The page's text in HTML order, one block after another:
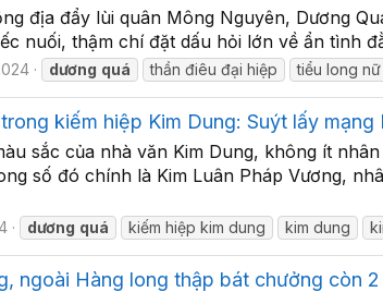
địa đẩy lùi quân Mông Nguyên, Dương
nuối, thậm chí đặt dấu hỏi lớn về ẩn tình
dương quá thần điêu đại hiệp tiểu long nữ
kiếm hiệp Kim Dung: Suýt lấy
sắc của nhà văn Kim Dung, không ít
số đó chính là Kim Luân Pháp Vương,
dương quá kiếm hiệp kim dung kim dung
ngoài Hàng long thập bát chưởng còn